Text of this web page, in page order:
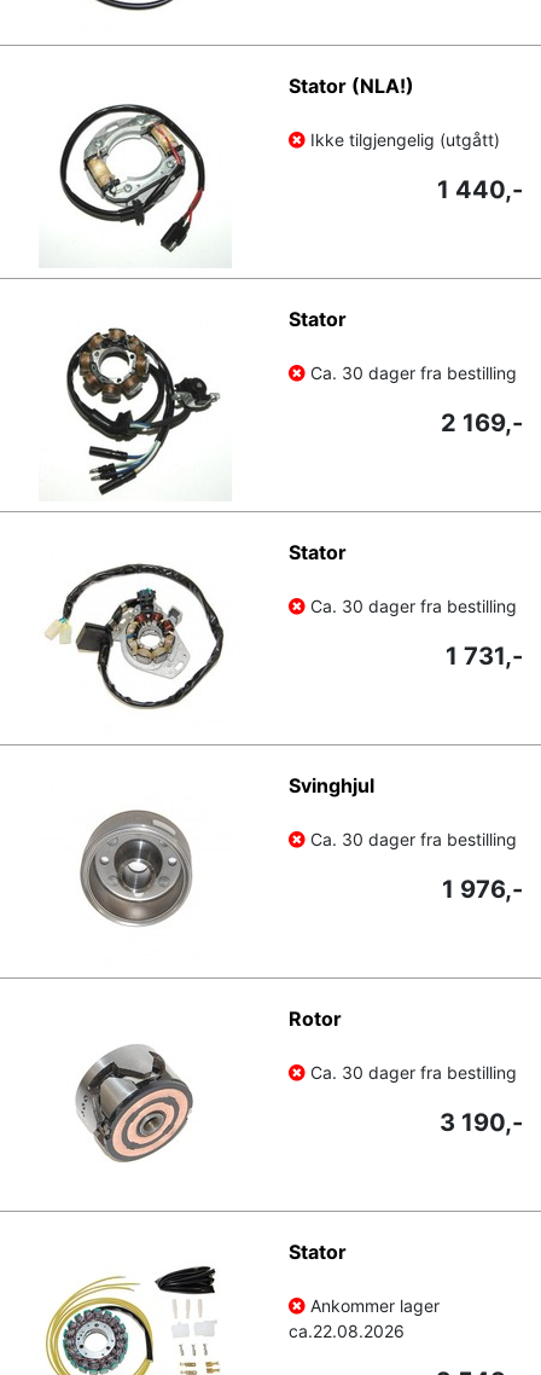
Stator (NLA!)
Ikke tilgjengelig (utgått)
1 440,-
Stator
Ca. 30 dager fra bestilling
2 169,-
Stator
Ca. 30 dager fra bestilling
1 731,-
Svinghjul
Ca. 30 dager fra bestilling
1 976,-
Rotor
Ca. 30 dager fra bestilling
3 190,-
Stator
Ankommer lager
ca.22.08.2026